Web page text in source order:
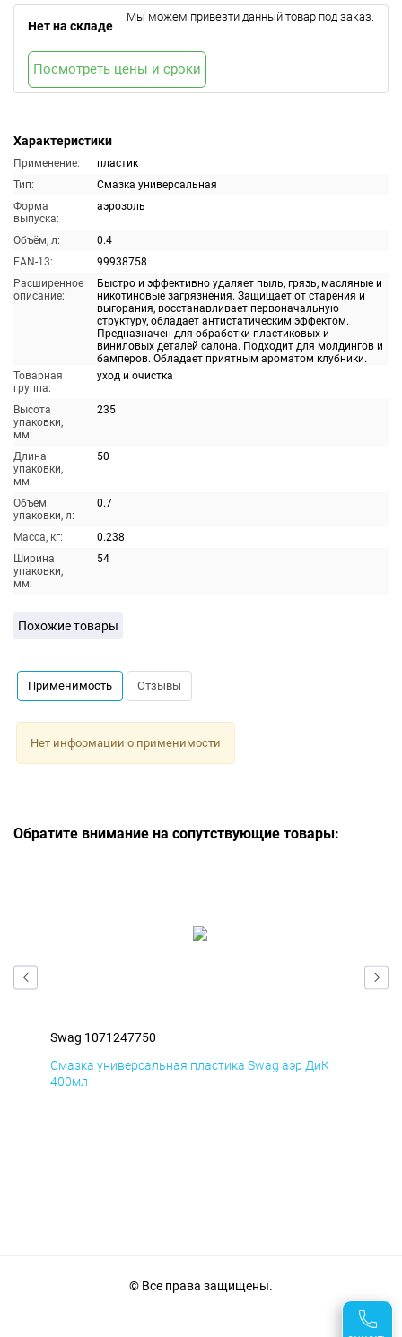
Характеристики
Применение:
пластик
Тип:
Смазка универсальная
Форма
выпуска:
аэрозоль
Объём, л:
0.4
EAN-13:
99938758
Расширенное
описание:
Быстро и эффективно удаляет пыль, грязь, масляные и
никотиновые загрязнения. Защищает от старения и
выгорания, восстанавливает первоначальную
структуру, обладает антистатическим эффектом.
Предназначен для обработки пластиковых и
виниловых деталей салона. Подходит для молдингов и
бамперов. Обладает приятным ароматом клубники.
Товарная
группа:
уход и очистка
Высота
упаковки,
мм:
235
Длина
упаковки,
мм:
50
Объем
упаковки, л:
0.7
Масса, кг:
0.238
Ширина
упаковки,
мм:
54
Нет на складе
Мы можем привезти данный товар под заказ.
Посмотреть цены и сроки
Похожие товары
Применимость Отзывы
Нет информации о применимости
Обратите внимание на сопутствующие товары:
Swag 1071247750
Смазка универсальная пластика Swag аэр ДиК
400мл
© Все права защищены.